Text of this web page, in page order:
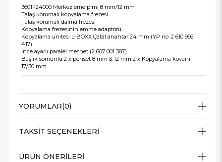
3601F24000 Merkezleme pimi 8 mm/12 mm
Talaş korumalı kopyalama frezesi
Talaş korumalı dalma frezesi
Kopyalama frezesinin emme adaptörü
Kopyalama ünitesi L-BOXX Çatal anahtar 24 mm (YP no. 2 610 992
417)
İnce ayarlı paralel mesnet (2 607 001 387)
Başlık somunlu 2 x penset 8 mm & 12 mm 2 x Kopyalama kovanı
17/30 mm
YORUMLAR(0)
TAKSIT SEÇENEKLERI
ÜRÜN ÖNERILERI